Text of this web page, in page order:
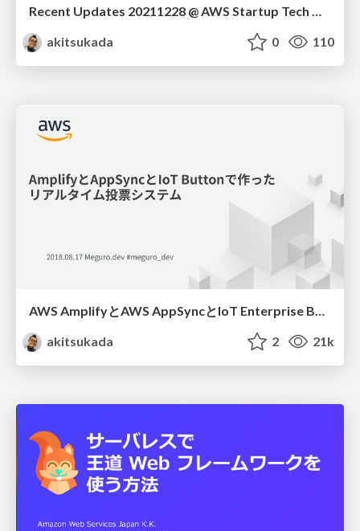
Recent Updates 20211228 @ AWS Startup Tech Meetup
akitsukada
0 110
akitsukada
2 21k